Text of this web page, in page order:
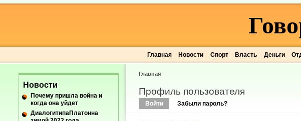
Главная Новости Спорт Власть Деньги
Главная
Профиль пользователя
Войти Забыли пароль?
Новости
Почему пришла война и
когда она уйдет
ДиалогитипаПлатонна